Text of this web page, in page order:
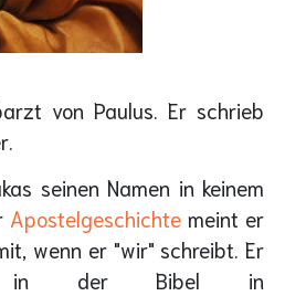
von Paulus. Er schrieb
seinen Namen in keinem
Apostelgeschichte meint er
wenn er "wir" schreibt. Er
in der Bibel in